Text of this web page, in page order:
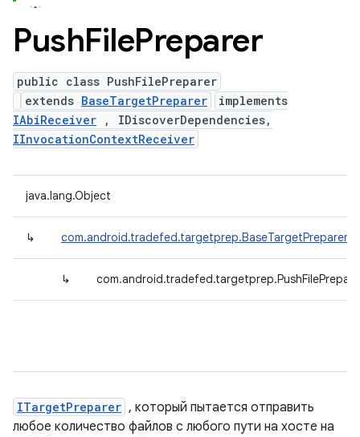
PushFilePreparer
public class PushFilePreparer
extends BaseTargetPreparer
implements
IAbiReceiver , IDiscoverDependencies,
IInvocationContextReceiver
java.lang.Object
↳ com.android.tradefed.targetprep.BaseTargetPreparer
↳
ITargetPreparer , который пытается отправить
любое количество файлов с любого пути на хосте на